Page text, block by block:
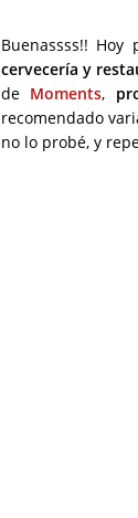
Buenassss!!
cervecería y
de Moments,
recomendado
no lo probé, y